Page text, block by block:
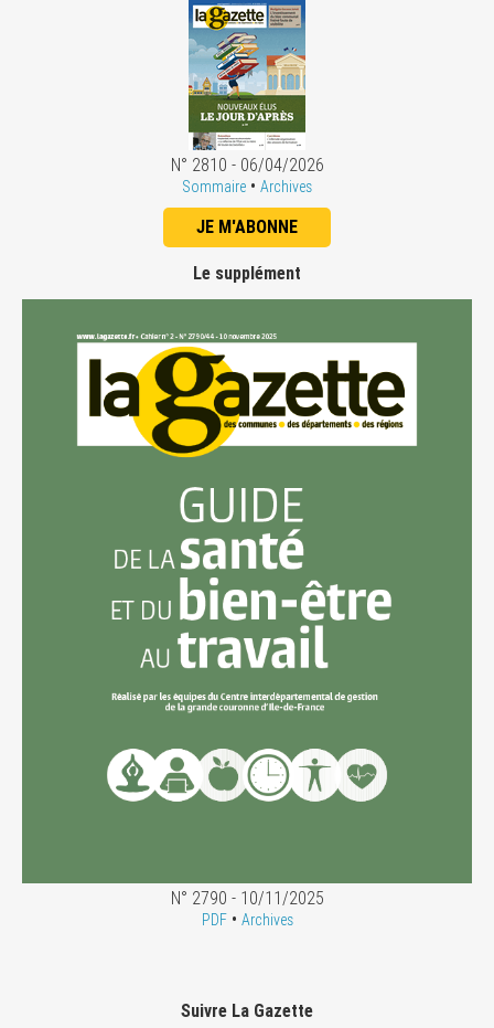
N° 2810 - 06/04/2026
Sommaire • Archives
JE M'ABONNE
Le supplément
N° 2790 - 10/11/2025
PDF• Archives
Suivre La Gazette